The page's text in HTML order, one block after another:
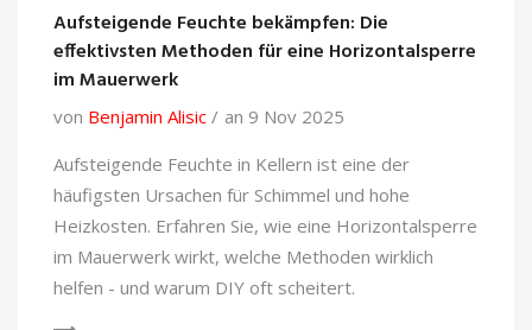
Aufsteigende Feuchte bekämpfen: Die
effektivsten Methoden für eine Horizontalsperre
im Mauerwerk
von Benjamin Alisic
an 9 Nov 2025
Aufsteigende Feuchte in Kellern ist eine der
häufigsten Ursachen für Schimmel und hohe
Heizkosten. Erfahren Sie, wie eine Horizontalsperre
im Mauerwerk wirkt, welche Methoden wirklich
helfen - und warum DIY oft scheitert.